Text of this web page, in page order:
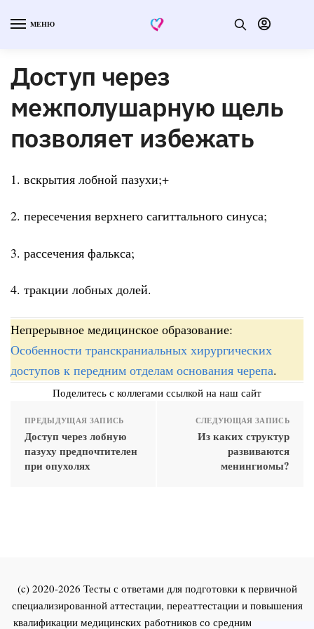
МЕНЮ
Доступ через
межполушарную щель
позволяет избежать
1. вскрытия лобной пазухи;+
2. пересечения верхнего сагиттального синуса;
3. рассечения фалькса;
4. тракции лобных долей.
Непрерывное медицинское образование:
Особенности транскраниальных хирургических
доступов к передним отделам основания черепа.
Поделитесь с коллегами ссылкой на наш сайт
ПРЕДЫДУЩАЯ ЗАПИСЬ
Доступ через лобную
пазуху предпочтителен
при опухолях
СЛЕДУЮЩАЯ ЗАПИСЬ
Из каких структур
развиваются
менингиомы?
(c) 2020-2026 Тесты с ответами для подготовки к первичной
специализированной аттестации, переаттестации и повышения
квалификации медицинских работников со средним и высшим